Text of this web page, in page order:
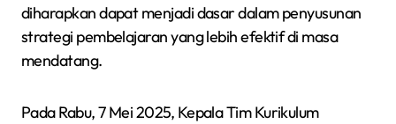
diharapkan dapat menjadi dasar dalam penyusunan
strategi pembelajaran yang lebih efektif di masa
mendatang.
Pada Rabu, 7 Mei 2025, Kepala Tim Kurikulum